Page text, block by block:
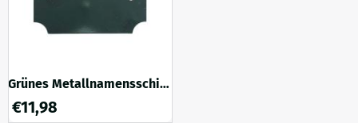
präsentieren. Dank der
abnehmba...
Grünes Metallnamensschild
- schlichte - klassische
Dekoration
€11,98